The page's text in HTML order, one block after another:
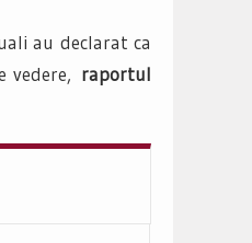
au declarat ca
vedere, raportul